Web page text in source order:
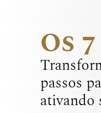
Os
passos
ativando